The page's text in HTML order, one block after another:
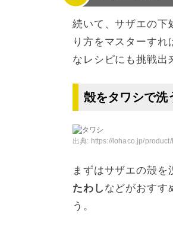
続いて、サザエの下
り方をマスターすれ
なレシピにも挑戦出
殻をタワシで洗
出典: https://lohaco.jp/
まずはサザエの殻を
たわし などがおすす
う。